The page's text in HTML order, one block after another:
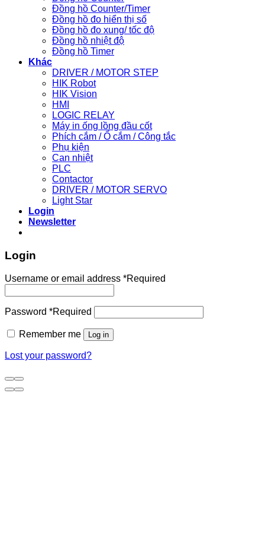
Đồng hồ Counter/Timer
Đồng hồ đo hiển thị số
Đồng hồ đo xung/ tốc độ
Đồng hồ nhiệt độ
Đồng hồ Timer
Khác
DRIVER / MOTOR STEP
HIK Robot
HIK Vision
HMI
LOGIC RELAY
Máy in ống lồng đầu cốt
Phích cắm / Ổ cắm / Công tắc
Phụ kiện
Can nhiệt
PLC
Contactor
DRIVER / MOTOR SERVO
Light Star
Login
Newsletter
Login
Username or email address *Required
Password *Required
Remember me Log in
Lost your password?